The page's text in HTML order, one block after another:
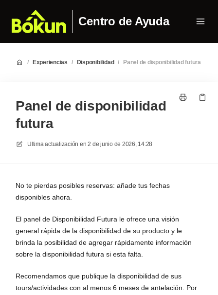
Centro de Ayuda
/ Experiencias / Disponibilidad / Panel de disponibilidad futura
Panel de disponibilidad
futura
Ultima actualización en 2 de junio de 2026, 14:28
No te pierdas posibles reservas: añade tus fechas
disponibles ahora.
El panel de Disponibilidad Futura le ofrece una visión
general rápida de la disponibilidad de su producto y le
brinda la posibilidad de agregar rápidamente información
sobre la disponibilidad futura si esta falta.
Recomendamos que publique la disponibilidad de sus
tours/actividades con al menos 6 meses de antelación. Por